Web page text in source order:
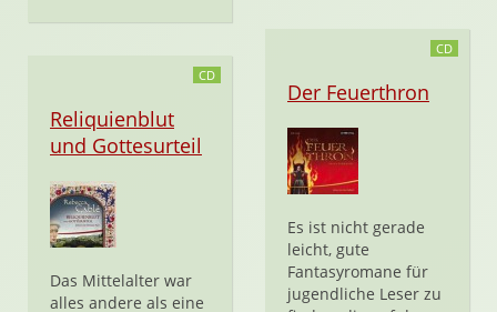
CD
Reliquienblut
und Gottesurteil
Das Mittelalter war
alles andere als eine
CD
Der Feuerthron
Es ist nicht gerade
leicht, gute
Fantasyromane für
jugendliche Leser zu